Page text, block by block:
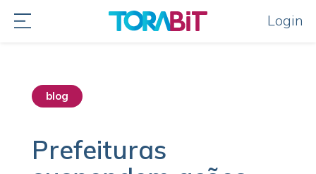
Login
blog
Prefeituras